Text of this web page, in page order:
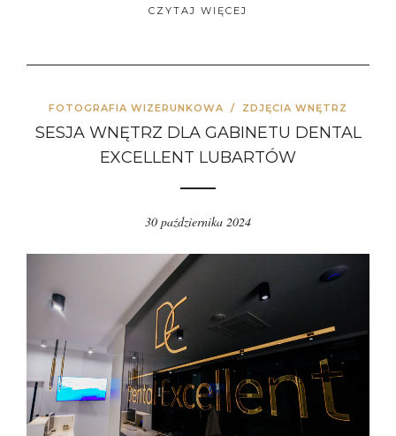
CZYTAJ WIĘCEJ
FOTOGRAFIA WIZERUNKOWA / ZDJĘCIA WNĘTRZ
SESJA WNĘTRZ DLA GABINETU DENTAL
EXCELLENT LUBARTÓW
30 października 2024